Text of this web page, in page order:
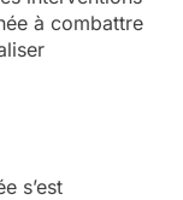
à combattre
s’est